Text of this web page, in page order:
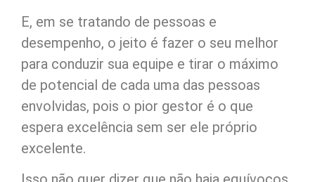
E, em se tratando de pessoas e
desempenho, o jeito é fazer o seu melhor
para conduzir sua equipe e tirar o máximo
de potencial de cada uma das pessoas
envolvidas, pois o pior gestor é o que
espera excelência sem ser ele próprio
excelente.